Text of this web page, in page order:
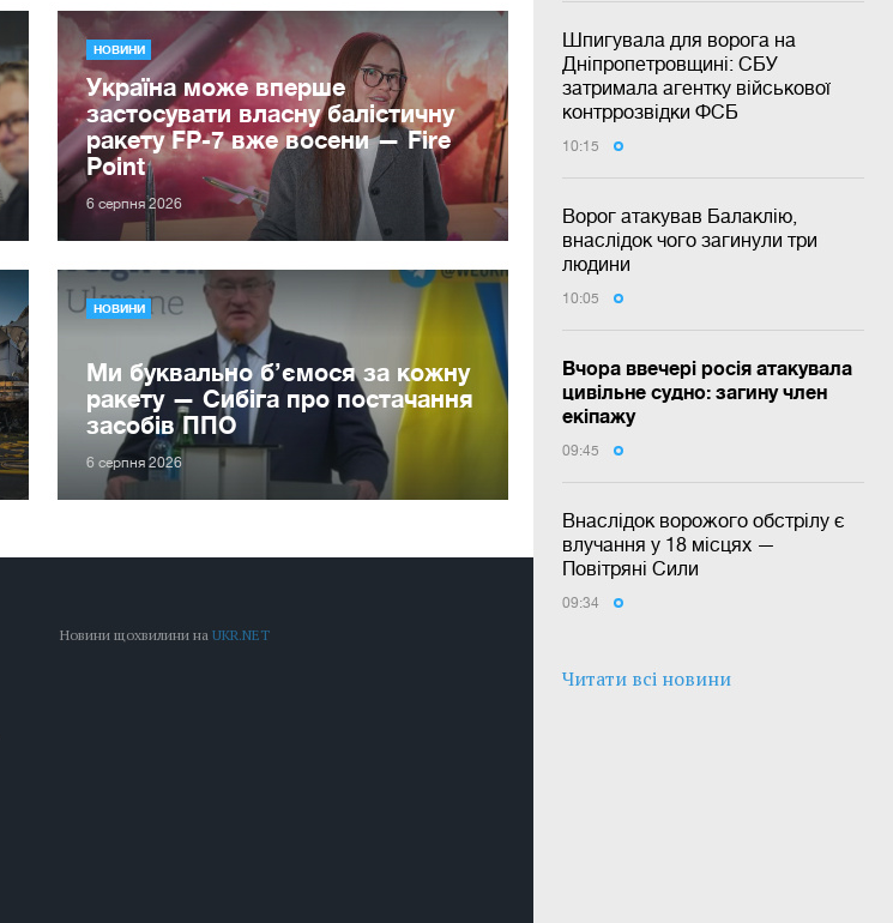
Шпигувала для ворога на
Дніпропетровщині: СБУ
затримала агентку військової
контррозвідки ФСБ
10:15
Ворог атакував Балаклію,
внаслідок чого загинули три
людини
10:05
Вчора ввечері росія атакувала
цивільне судно: загину член
екіпажу
09:45
Внаслідок ворожого обстрілу є
влучання у 18 місцях —
Повітряні Сили
09:34
Читати всі новини
НОВИНИ
Україна може вперше
застосувати власну балістичну
ракету FP-7 вже восени — Fire
Point
6 серпня 2026
НОВИНИ
Ми буквально б’ємося за кожну
ракету — Сибіга про постачання
засобів ППО
6 серпня 2026
Новини щохвилини наUKR.NET